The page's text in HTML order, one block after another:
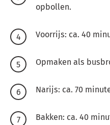
opbollen.
Voorrijs: ca. 40
Opmaken als
Narijs: ca. 70
Bakken: ca. 40